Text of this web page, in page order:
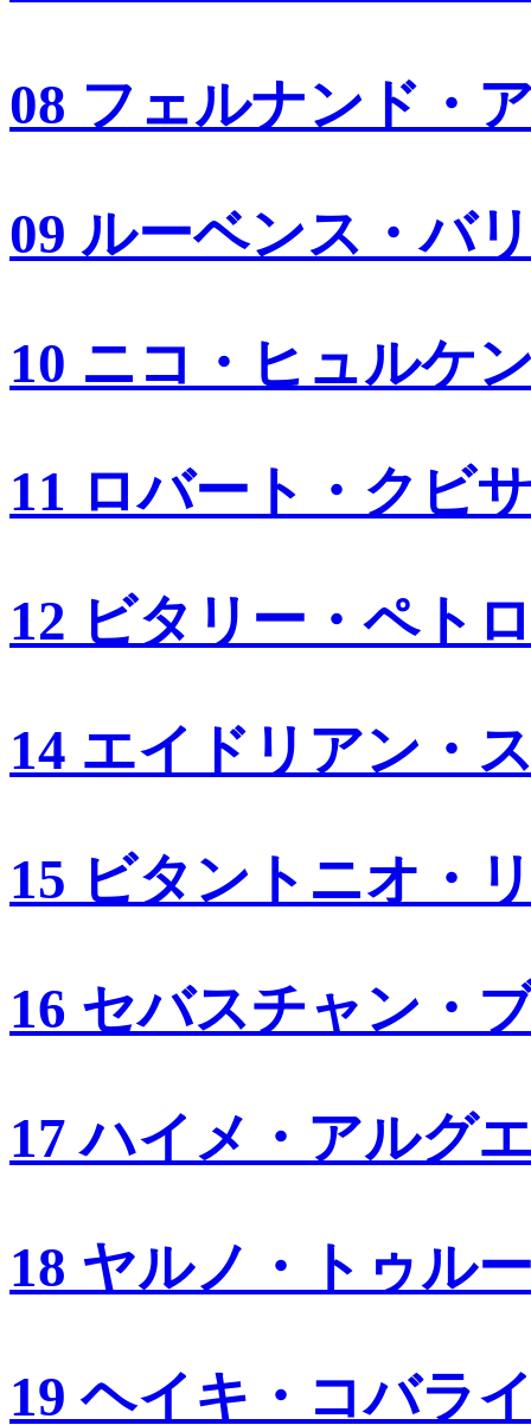
08 フェルナンド・
09 ルーベンス・バ
10 ニコ・ヒュルケ
11 ロバート・クビ
12 ビタリー・ペト
14 エイドリアン・
15 ビタントニオ・
16 セバスチャン・
17 ハイメ・アルグ
18 ヤルノ・トゥル
19 ヘイキ・コバラ